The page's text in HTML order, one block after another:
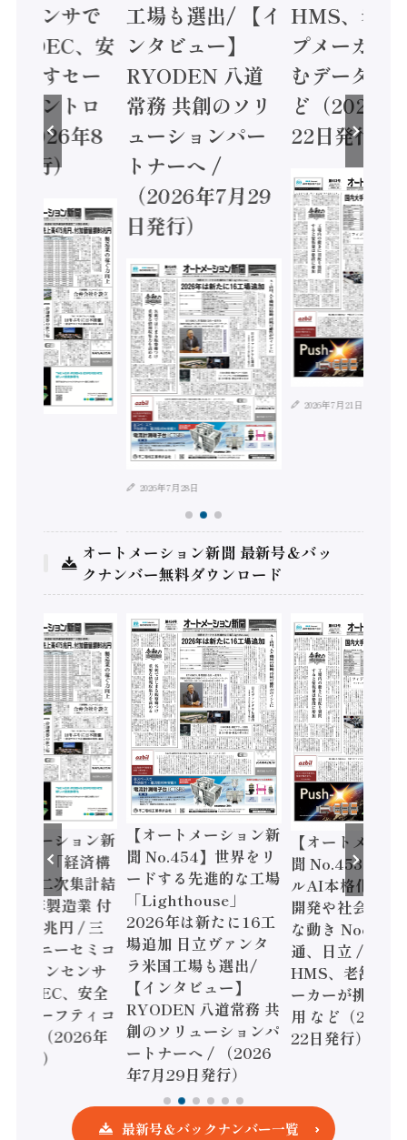
センサで
/ IDEC、安
かすセー
コントロ
2026年8
発行）
工場も選出/ 【イ
ンタビュー】
RYODEN 八道
常務 共創のソリ
ューションパー
トナーへ /
（2026年7月29
日発行）
2026年7月28日
HMS、老舗
プメーカー
むデータ活
ど（2026年
22日発行）
2026年7月21日
オートメーション新聞 最新号＆バッ
クナンバー無料ダウンロード
トメーション新
】「経済構
調査二次集計結
年製造業 付
額86兆円 / 三
とソニーセミコ
ジョンセンサ
/ IDEC、安全
すセーフティコ
ーラ（2026年
発行）
【オートメーション新
聞 No.454】世界をリ
ードする先進的な工場
「Lighthouse」
2026年は新たに16工
場追加 日立ヴァンタ
ラ米国工場も選出/
【インタビュー】
RYODEN 八道常務 共
創のソリューションパ
ートナーへ / （2026
年7月29日発行）
【オートメーシ
聞 No.453】フ
ルAI本格化へ
開発や社会実装
な動き Noetra
通、日立 / 兵神
HMS、老舗ポ
ーカーが挑むデ
用 など（2026
22日発行）
最新号＆バックナンバー一覧